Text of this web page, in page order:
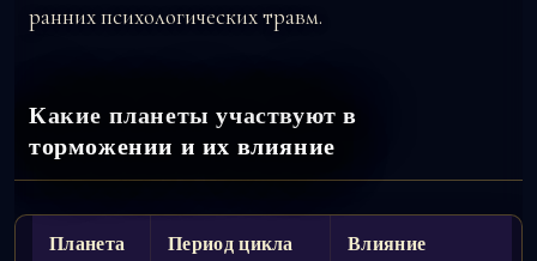
ранних психологических травм.
Какие планеты участвуют в
торможении и их влияние
Планета
Период цикла
Влияние